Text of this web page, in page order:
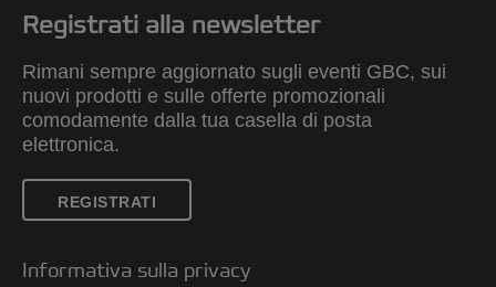
Registrati alla newsletter
Rimani sempre aggiornato sugli eventi GBC, sui
nuovi prodotti e sulle offerte promozionali
comodamente dalla tua casella di posta
elettronica.
REGISTRATI
Informativa sulla privacy